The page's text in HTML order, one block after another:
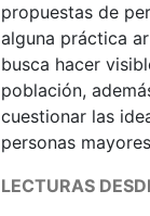
propuestas de
alguna práctica
busca hacer
población,
cuestionar las
personas
LECTURAS